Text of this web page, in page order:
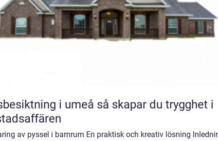
i umeå så skapar du trygghet i
av pyssel i barnrum En praktisk och kreativ lösning